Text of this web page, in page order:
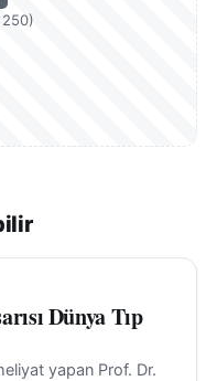
Dünya Tıp
yapan Prof. Dr.